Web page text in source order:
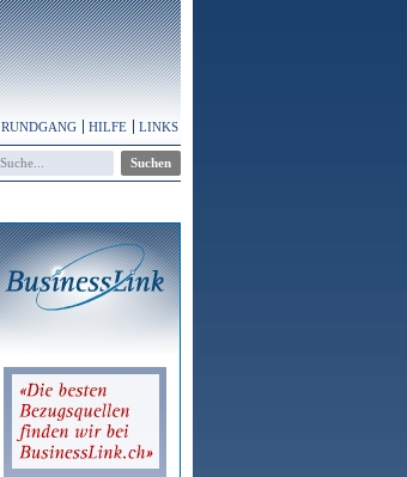
RUNDGANG HILFE LINKS